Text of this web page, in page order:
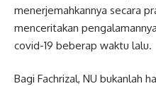
menerjemahkannya secara
menceritakan
covid-19 beberap waktu lalu.
Bagi Fachrizal, NU bukanlah